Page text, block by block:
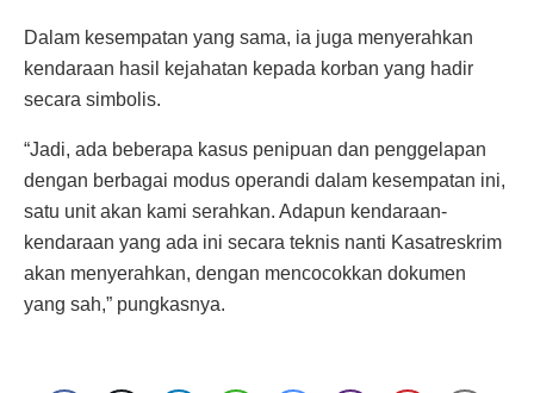
Dalam kesempatan yang sama, ia juga menyerahkan
kendaraan hasil kejahatan kepada korban yang hadir
secara simbolis.
“Jadi, ada beberapa kasus penipuan dan penggelapan
dengan berbagai modus operandi dalam kesempatan ini,
satu unit akan kami serahkan. Adapun kendaraan-
kendaraan yang ada ini secara teknis nanti Kasatreskrim
akan menyerahkan, dengan mencocokkan dokumen
yang sah,” pungkasnya.